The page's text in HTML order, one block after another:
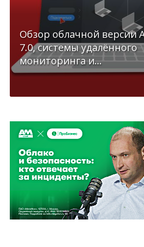
Обзор облачной версии
7.0, системы удалённого
мониторинга и...